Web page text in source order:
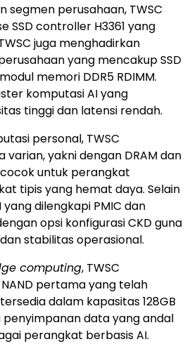
segmen perusahaan, TWSC
controller H3361 yang
juga menghadirkan
yang mencakup SSD
modul memori DDR5 RDIMM.
komputasi AI yang
tinggi dan latensi rendah.
personal, TWSC
varian, yakni dengan DRAM dan
untuk perangkat
tipis yang hemat daya. Selain
dilengkapi PMIC dan
opsi konfigurasi CKD guna
dan stabilitas operasional.
computing, TWSC
pertama yang telah
dalam kapasitas 128GB
penyimpanan data yang andal
perangkat berbasis AI.